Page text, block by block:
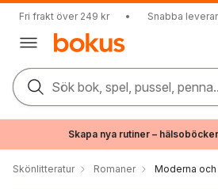
Fri frakt över 249 kr • Snabba
Sök bok, spel, pussel,
Skapa nya rutiner –
Skönlitteratur Romaner Moderna